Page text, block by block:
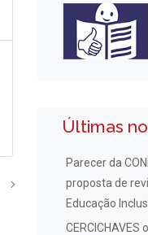
Últimas
Parecer da
proposta de
Educação